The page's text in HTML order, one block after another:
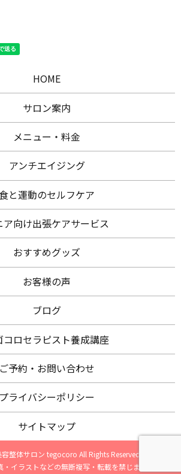
HOME
サロン案内
メニュー・料金
アンチエイジング
と運動のセルフケア
ア向け出張ケアサービス
おすすめグッズ
お客様の声
ブログ
コロセラピスト養成講座
ご予約・お問い合わせ
プライバシーポリシー
サイトマップ
整体サロン tegocoro All Rights Reserved.
・イラストなどの無断複写・転載を禁じます】